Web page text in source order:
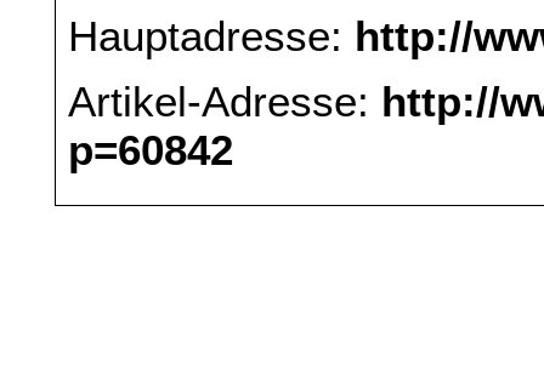
Hauptadresse: http://
Artikel-Adresse: http://
p=60842